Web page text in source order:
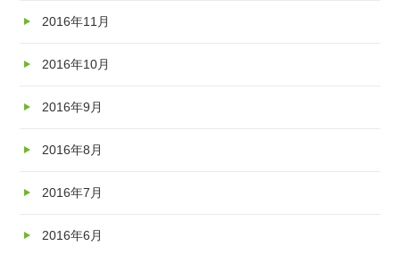
2016年11月
2016年10月
2016年9月
2016年8月
2016年7月
2016年6月